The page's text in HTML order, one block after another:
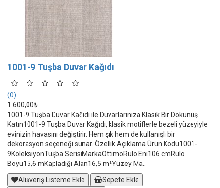
1001-9 Tuşba Duvar Kağıdı
(0)
1.600,00₺
1001-9 Tuşba Duvar Kağıdı ile Duvarlarınıza Klasik Bir Dokunuş
Katın1001-9 Tuşba Duvar Kağıdı, klasik motiflerle bezeli yüzeyiyle
evinizin havasını değiştirir. Hem şık hem de kullanışlı bir
dekorasyon seçeneği sunar. Özellik Açıklama Ürün Kodu1001-
9KoleksiyonTuşba SerisiMarkaOttimoRulo Eni106 cmRulo
Boyu15,6 mKapladığı Alan16,5 m²Yüzey Ma..
Alışveriş Listeme Ekle
Sepete Ekle